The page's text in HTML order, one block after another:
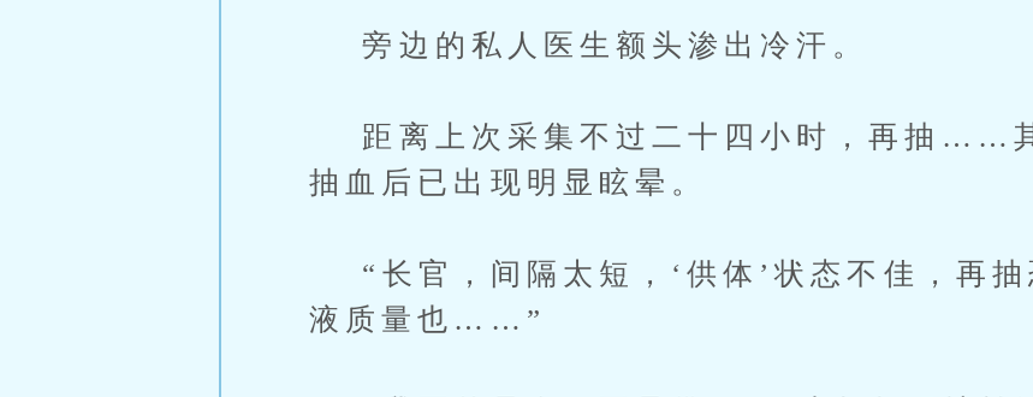
旁边的私人医生额头渗出冷汗。
距离上次采集不过二十四小时，再抽……
抽血后已出现明显眩晕。
“长官，间隔太短，‘供体’状态不佳，再抽
液质量也……”